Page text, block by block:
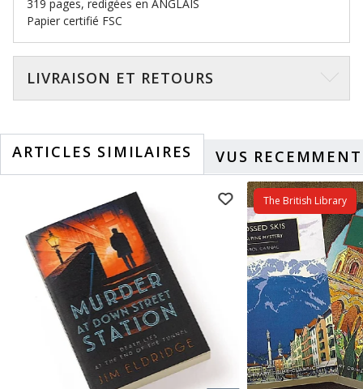
319 pages, redigées en ANGLAIS
Papier certifié FSC
LIVRAISON ET RETOURS
ARTICLES SIMILAIRES VUS RECEMMENT
The British Library